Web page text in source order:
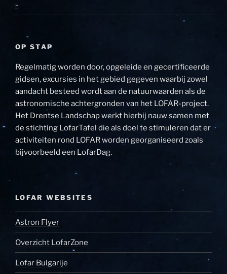
»
OP STAP
Regelmatig worden door, opgeleide en gecertificeerde
gidsen, excursies in het gebied gegeven waarbij zowel
aandacht besteed wordt aan de natuurwaarden als de
astronomische achtergronden van het LOFAR-project.
Het Drentse Landschap werkt hierbij nauw samen met
de stichting LofarTafel die als doel te stimuleren dat er
activiteiten rond LOFAR worden georganiseerd zoals
bijvoorbeeld een LofarDag.
LOFAR WEBSITES
Astron Flyer
Overzicht LofarZone
Lofar Bulgarije